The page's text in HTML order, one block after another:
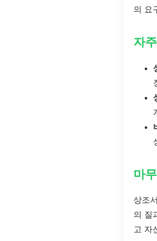
의 요
자
마
상조
의 질
고 자